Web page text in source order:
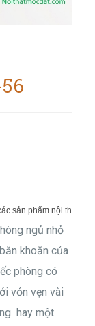
sản phẩm nội thất
ngủ nhỏ
khoăn của
phòng có
vỏn vẹn vài
hay một